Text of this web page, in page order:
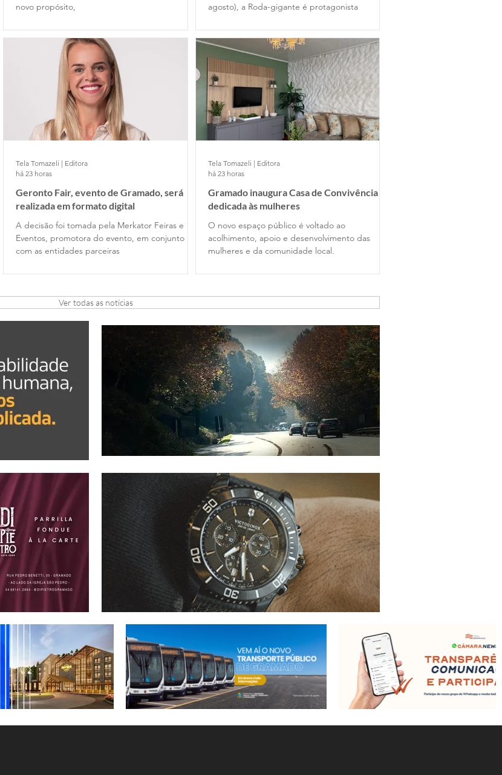
novo propósito,
agosto), a Roda-gigante é protagonista
Geronto Fair, evento de Gramado, será
realizada em formato digital
A decisão foi tomada pela Merkator Feiras e
Eventos, promotora do evento, em conjunto
com as entidades parceiras
Tela Tomazeli | Editora
há 23 horas
Gramado inaugura Casa de Convivência
dedicada às mulheres
O novo espaço público é voltado ao
acolhimento, apoio e desenvolvimento das
mulheres e da comunidade local.
Tela Tomazeli | Editora
há 23 horas
Ver todas as notícias